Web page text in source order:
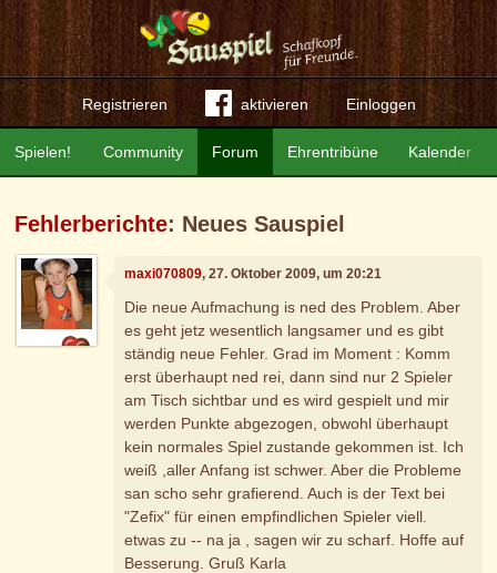
Registrieren aktivieren Einloggen
Community Forum Ehrentribüne Kalender
Spielen!
Fehlerberichte: Neues Sauspiel
maxi070809, 27. Oktober 2009, um 20:21
Die neue Aufmachung is ned des Problem. Aber
es geht jetz wesentlich langsamer und es gibt
ständig neue Fehler. Grad im Moment : Komm
erst überhaupt ned rei, dann sind nur 2 Spieler
am Tisch sichtbar und es wird gespielt und mir
werden Punkte abgezogen, obwohl überhaupt
kein normales Spiel zustande gekommen ist. Ich
weiß ,aller Anfang ist schwer. Aber die Probleme
san scho sehr grafierend. Auch is der Text bei
"Zefix" für einen empfindlichen Spieler viell.
etwas zu -- na ja , sagen wir zu scharf. Hoffe auf
Besserung. Gruß Karla